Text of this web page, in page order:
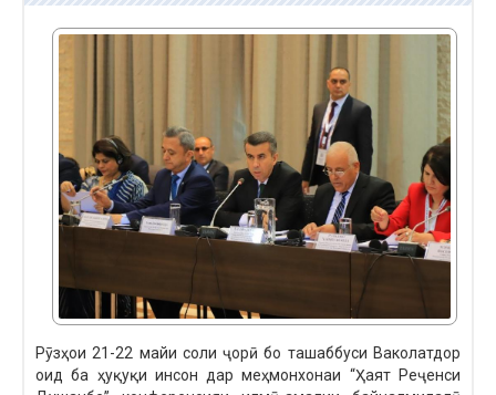
Рӯзҳои 21-22 майи соли ҷорӣ бо ташаббуси Ваколатдор
оид ба ҳуқуқи инсон дар меҳмонхонаи “Ҳаят Реҷенси